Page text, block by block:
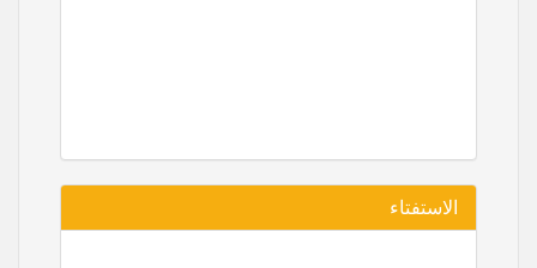
الاستفتاء